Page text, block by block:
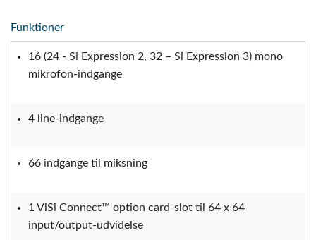
Funktioner
16 (24 - Si Expression 2, 32 – Si Expression 3) mono
mikrofon-indgange
4 line-indgange
66 indgange til miksning
1 ViSi Connect™ option card-slot til 64 x 64
input/output-udvidelse